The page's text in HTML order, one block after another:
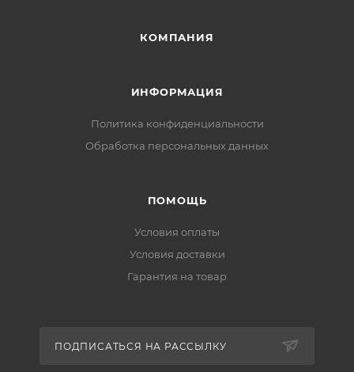
КОМПАНИЯ
ИНФОРМАЦИЯ
Политика конфиденциальности
Обработка персональных данных
ПОМОЩЬ
Условия оплаты
Условия доставки
Гарантия на товар
ПОДПИСАТЬСЯ НА РАССЫЛКУ